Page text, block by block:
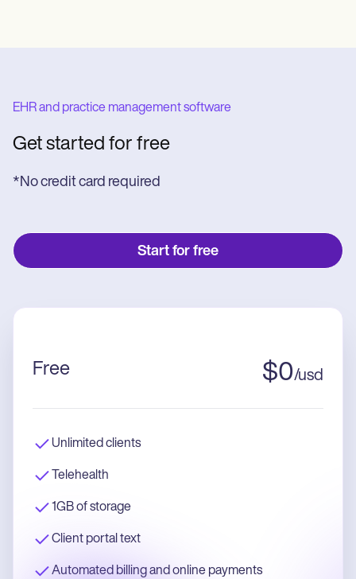
EHR and practice management software
Get started for free
*No credit card required
Start for free
Free $0/usd
Unlimited clients
Telehealth
1GB of storage
Client portal text
Automated billing and online payments